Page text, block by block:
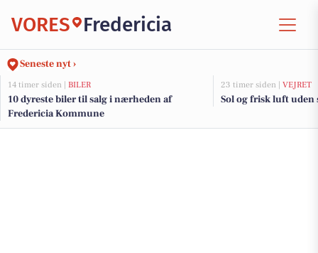
VORES Fredericia
Seneste nyt ›
14 timer siden | BILER
10 dyreste biler til salg i nærheden af
Fredericia Kommune
23 timer siden | VEJRET
Sol og frisk luft uden